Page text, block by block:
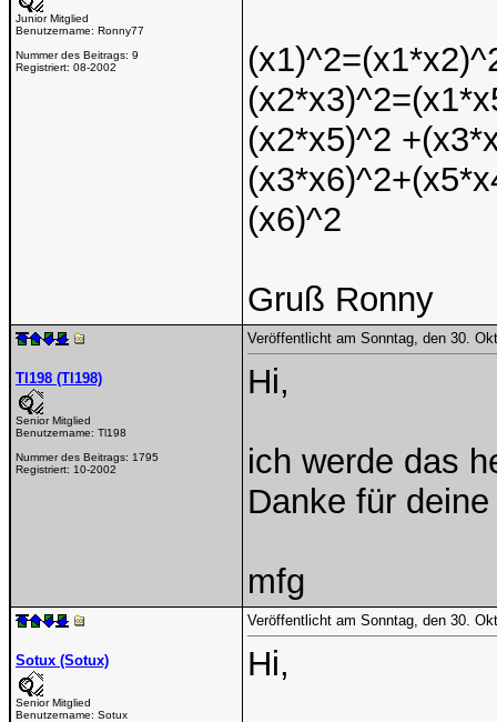
Junior Mitglied
Benutzername: Ronny77
Nummer des Beitrags: 9
Registriert: 08-2002
(x2*x5)^2
(x6)^2
Gruß Ronny
Tl198 (Tl198)
Senior Mitglied
Benutzername: Tl198
Nummer des Beitrags: 1795
Registriert: 10-2002
Veröffentlicht am Sonntag, den 30.
Hi,
ich werde das
Danke für
mfg
Sotux (Sotux)
Senior Mitglied
Benutzername: Sotux
Veröffentlicht am Sonntag, den 30.
Hi,